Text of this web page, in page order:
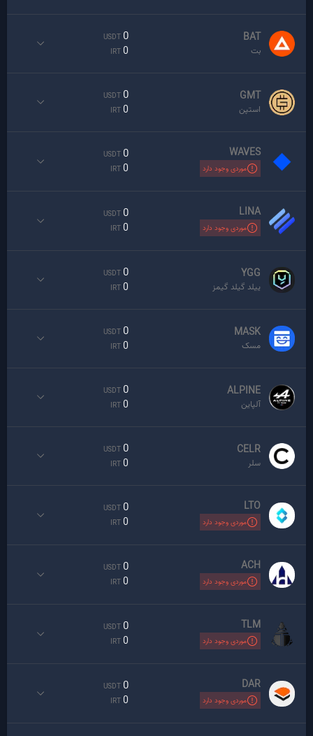
BAT
بت
0
USDT
0
IRT
GMT
استپن
0
USDT
0
IRT
WAVES
موردی وجود دارد
0
USDT
0
IRT
LINA
موردی وجود دارد
0
USDT
0
IRT
YGG
ییلد گیلد گیمز
0
USDT
0
IRT
MASK
مسک
0
USDT
0
IRT
ALPINE
آلپاین
0
USDT
0
IRT
CELR
سلر
0
USDT
0
IRT
LTO
موردی وجود دارد
0
USDT
0
IRT
ACH
موردی وجود دارد
0
USDT
0
IRT
TLM
موردی وجود دارد
0
USDT
0
IRT
DAR
موردی وجود دارد
0
USDT
0
IRT